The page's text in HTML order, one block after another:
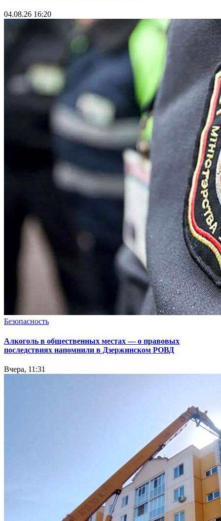
04.08.26 16:20
Безопасность
Алкоголь в общественных местах — о правовых
последствиях напомнили в Дзержинском РОВД
Вчера, 11:31